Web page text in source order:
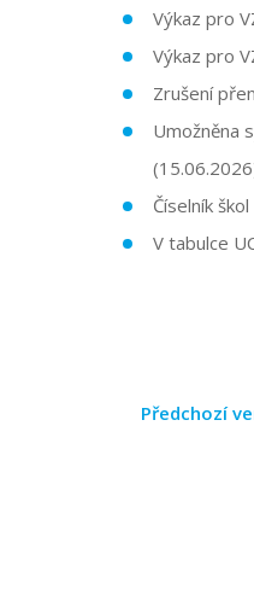
Výkaz pro
Výkaz pro
Zrušení
Umožněna
Číselník
V tabulce
Předchozí